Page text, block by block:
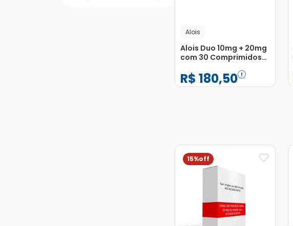
Alois
Alois Duo 10mg + 20mg
com 30 Comprimidos
R$ 180,50
15%